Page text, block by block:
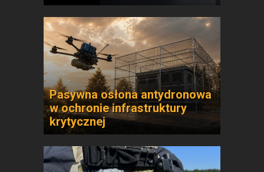
Pasywna osłona antydronowa
w ochronie infrastruktury
krytycznej